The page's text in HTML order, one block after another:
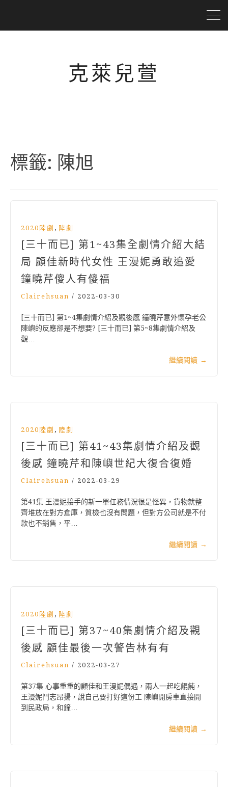
克萊兒萱
標籤: 陳旭
2020陸劇 , 陸劇
[三十而已] 第1~43集全劇情介紹大結
局 顧佳新時代女性 王漫妮勇敢追愛
鐘曉芹傻人有傻福
Clairehsuan / 2022-03-30
[三十而已] 第1~4集劇情介紹及觀後感 鐘曉芹意外懷孕老公
陳嶼的反應卻是不想要? [三十而已] 第5~8集劇情介紹及
觀…
繼續閱讀 →
2020陸劇 , 陸劇
[三十而已] 第41~43集劇情介紹及觀
後感 鐘曉芹和陳嶼世紀大復合復婚
Clairehsuan / 2022-03-29
第41集 王漫妮接手的新一單任務情況很是怪異，貨物就整
齊堆放在對方倉庫，質檢也沒有問題，但對方公司就是不付
款也不銷售，平…
繼續閱讀 →
2020陸劇 , 陸劇
[三十而已] 第37~40集劇情介紹及觀
後感 顧佳最後一次警告林有有
Clairehsuan / 2022-03-27
第37集 心事重重的顧佳和王漫妮偶遇，兩人一起吃餛飩，
王漫妮鬥志昂揚，說自己要打好這份工 陳嶼開房車直接開
到民政局，和鐘…
繼續閱讀 →